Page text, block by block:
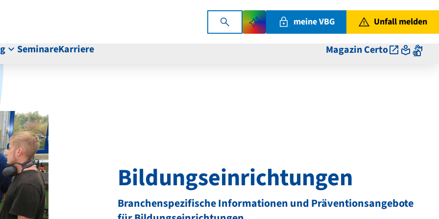
meine VBG Unfall melden
SeminareKarriere Magazin Certo
Bildungseinrichtungen
Branchenspezifische Informationen und Präventionsangebote